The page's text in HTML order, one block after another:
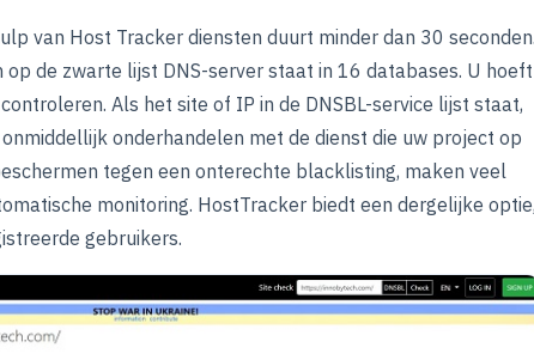
van Host Tracker diensten duurt minder dan 30 seconden.
de zwarte lijst DNS-server staat in 16 databases. U hoeft
Als het site of IP in de DNSBL-service lijst staat,
onderhandelen met de dienst die uw project op
tegen een onterechte blacklisting, maken veel
monitoring. HostTracker biedt een dergelijke optie,
gebruikers.